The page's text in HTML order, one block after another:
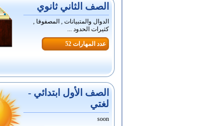
الصف الثاني ثانوي
الدوال والمتبيانات , المصفوفا ,
كثيرات الحدود ...
عدد المهارات 52
الصف الأول ابتدائي -
لغتي
soon